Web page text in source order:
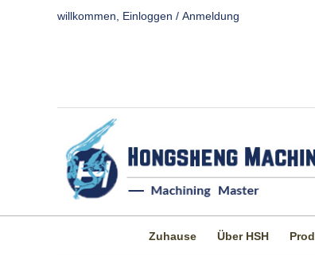
willkommen, Einloggen / Anmeldung
Zuhause Über HSH